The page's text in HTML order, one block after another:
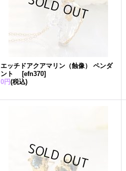
エッチドアクアマリン（蝕像） ペンダ
ント
[efn370]
0円(税込)